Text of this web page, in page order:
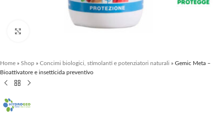
Home » Shop » Concimi biologici, stimolanti e potenziatori naturali » Gemic Meta –
Bioattivatore e insetticida preventivo